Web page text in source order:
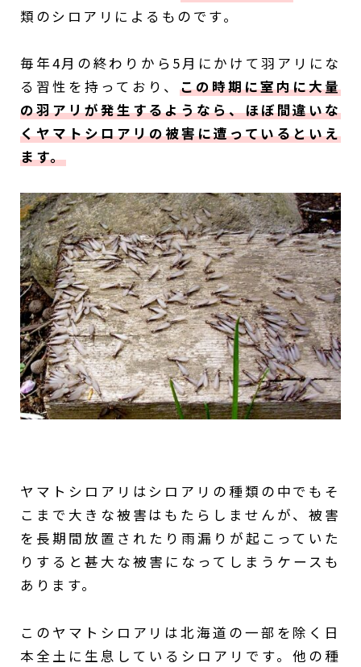
類のシロアリによるものです。
毎年4月の終わりから5月にかけて羽アリにな
る習性を持っており、この時期に室内に大量
の羽アリが発生するようなら、ほぼ間違いな
くヤマトシロアリの被害に遭っているといえ
ます。
ヤマトシロアリはシロアリの種類の中でもそ
こまで大きな被害はもたらしませんが、被害
を長期間放置されたり雨漏りが起こっていた
りすると甚大な被害になってしまうケースも
あります。
このヤマトシロアリは北海道の一部を除く日
本全土に生息しているシロアリです。他の種